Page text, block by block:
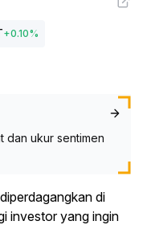
+0.10%
dan ukur sentimen
di
investor yang ingin